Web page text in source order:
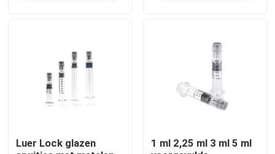
Nieuws
Gevallen
Aangepast wietpakket
Luer Lock glazen
1 ml 2,25 ml 3 ml 5 ml